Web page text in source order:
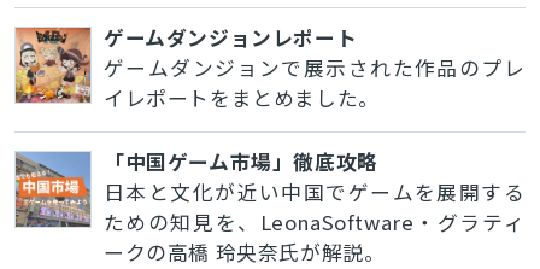
ゲームダンジョンレポート
ゲームダンジョンで展示された作品のプレ
イレポートをまとめました。
「中国ゲーム市場」徹底攻略
日本と文化が近い中国でゲームを展開する
ための知見を、LeonaSoftware・グラティ
ークの高橋 玲央奈氏が解説。